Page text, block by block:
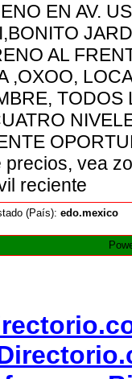
EN AV.
AL
,OXOO,
TODOS
precios, vea
reciente
(País):edo.mexico